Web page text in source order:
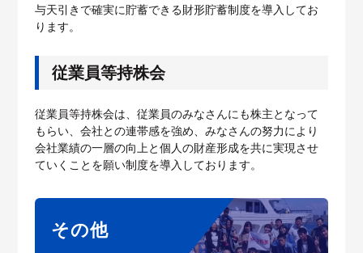
与天引きで確実に貯蓄できる財形貯蓄制度を導入してお
ります。
従業員等持株会
従業員等持株会は、従業員のみなさんにも株主となって
もらい、会社との連帯感を強め、みなさんの努力により
会社業績の一層の向上と個人の財産形成を共に実現させ
ていくことを願い制度を導入しております。
その他